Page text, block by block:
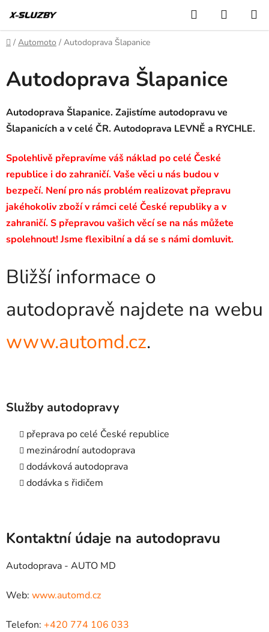
na
obsah
Hledat
KOŠÍK
Domů
/ Automoto / Autodoprava Šlapanice
Autodoprava Šlapanice
Autodoprava Šlapanice. Zajistíme autodopravu ve
Šlapanicích a v celé ČR. Autodoprava LEVNĚ a RYCHLE.
Spolehlivě přepravíme váš náklad po celé České
republice i do zahraničí. Vaše věci u nás budou v
bezpečí. Není pro nás problém realizovat přepravu
jakéhokoliv zboží v rámci celé České republiky a v
zahraničí. S přepravou vašich věcí se na nás můžete
spolehnout! Jsme flexibilní a dá se s námi domluvit.
Bližší informace o
autodopravě najdete na webu
www.automd.cz.
Služby autodopravy
přeprava po celé České republice
mezinárodní autodoprava
dodávková autodoprava
dodávka s řidičem
Kontaktní údaje na autodopravu
Autodoprava - AUTO MD
Web: www.automd.cz
Telefon: +420 774 106 033